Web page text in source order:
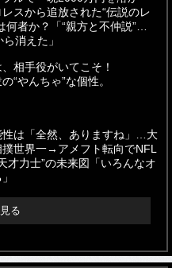
スから追放された“伝説のレ
何者か？「“親方と不仲説”…
消えた」
相手役がいてこそ！
“やんちゃ”な個性。
性は「全然、ありますね」…大
撲世界一→アメフト転向でNFL
力士”の未来図「いろんなオ
る